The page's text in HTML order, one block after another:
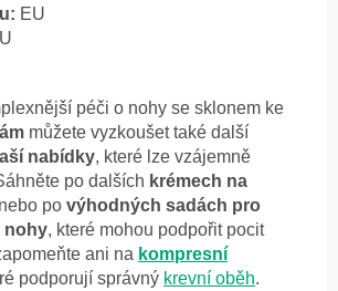
EU
péči o nohy se sklonem ke
můžete vyzkoušet také další
nabídky, které lze vzájemně
po dalších krémech na
nebo po výhodných sadách pro
nohy, které mohou podpořit pocit
ani na kompresní
podporují správný krevní oběh.